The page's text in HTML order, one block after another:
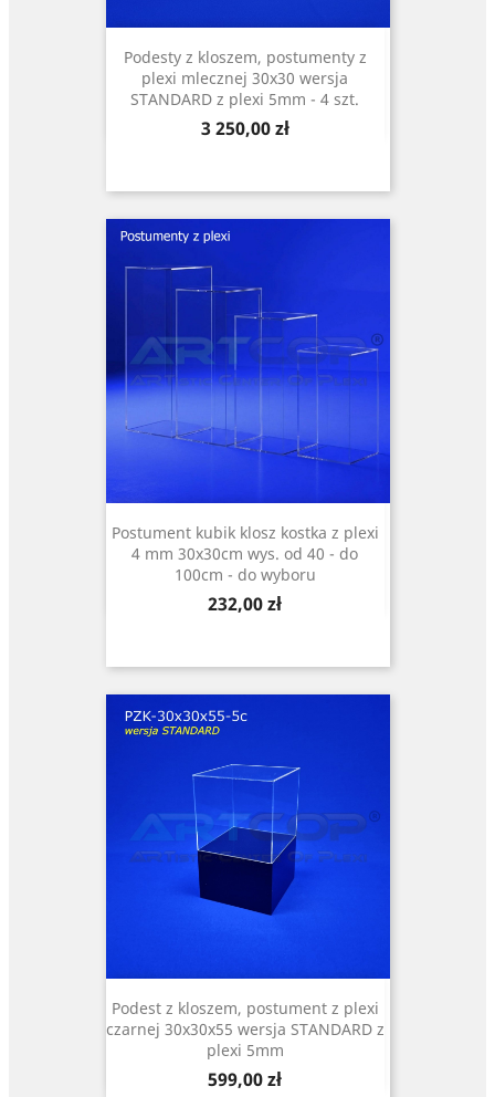
Podesty z kloszem, postumenty z
plexi mlecznej 30x30 wersja
STANDARD z plexi 5mm - 4 szt.
Cena
3 250,00 zł
Postument kubik klosz kostka z plexi
4 mm 30x30cm wys. od 40 - do
100cm - do wyboru
Cena
232,00 zł
Podest z kloszem, postument z plexi
czarnej 30x30x55 wersja STANDARD z
plexi 5mm
Cena
599,00 zł